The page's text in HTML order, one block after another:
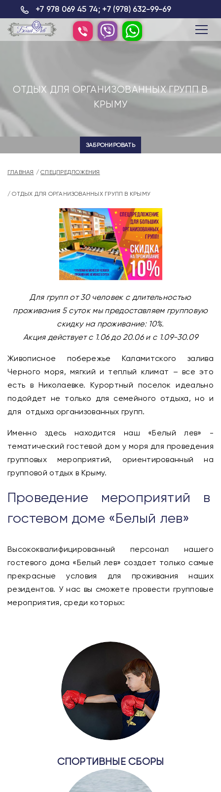
+7 978 069 45 74; +7 (978) 632-99-69
ОТДЫХ ДЛЯ ОРГАНИЗОВАННЫХ ГРУПП В
КРЫМУ
ЗАБРОНИРОВАТЬ
ГЛАВНАЯ СПЕЦПРЕДЛОЖЕНИЯ
ОТДЫХ ДЛЯ ОРГАНИЗОВАННЫХ ГРУПП В КРЫМУ
Для групп от 30 человек с длительностью
проживания 5 суток мы предоставляем групповую
скидку на проживание: 10%.
Акция действует с 1.06 до 20.06 и с 1.09-30.09
Живописное побережье Каламитского залива
Черного моря, мягкий и теплый климат – все это
есть в Николаевке. Курортный поселок идеально
подойдет не только для семейного отдыха, но и
для отдыха организованных групп.
Именно здесь находится наш «Белый лев» -
тематический гостевой дом у моря для проведения
групповых мероприятий, ориентированный на
групповой отдых в Крыму.
Проведение мероприятий в
гостевом доме «Белый лев»
Высококвалифицированный персонал нашего
гостевого дома «Белый лев» создает только самые
прекрасные условия для проживания наших
резидентов. У нас вы сможете провести групповые
мероприятия, среди которых:
СПОРТИВНЫЕ СБОРЫ